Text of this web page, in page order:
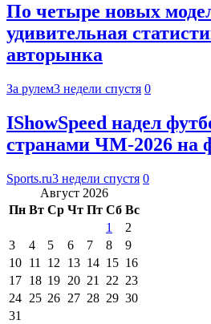
По четыре новых
удивительная
авторынка
За рулем3 недели спустя 0
IShowSpeed надел
странами ЧМ-2026 на
Sports.ru3 недели спустя 0
Август 2026
Пн Вт Ср Чт Пт Сб Вс
1
2
3
4 5 6 7 8
9
10 11 12 13 14 15 16
17 18 19 20 21 22 23
24 25 26 27 28 29 30
31